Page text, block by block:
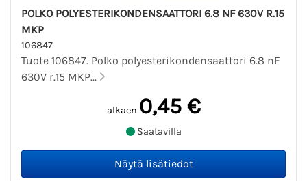
POLKO POLYESTERIKONDENSAATTORI 6.8 NF 630V R.15
MKP
106847
Tuote 106847. Polko polyesterikondensaattori 6.8 nF
630V r.15 MKP...
alkaen 0,45 €
Saatavilla